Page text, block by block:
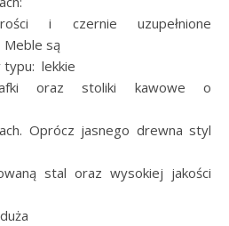
i czernie uzupełnione
Meble są
typu: lekkie
oraz stoliki kawowe o
Oprócz jasnego drewna styl
stal oraz wysokiej jakości